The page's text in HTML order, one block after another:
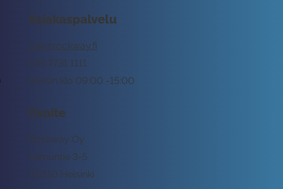
Asiakaspalvelu
tuki@rockway.fi
Arkisin klo 09:00 -15:00
045 7731 1111
Osoite
Rockway Oy
Lemuntie 3-5
00510 Helsinki